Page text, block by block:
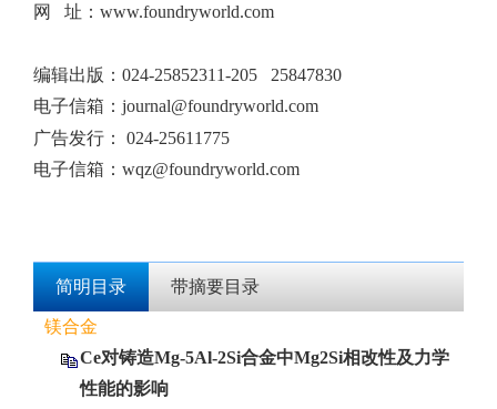
网 址：www.foundryworld.com
编辑出版 ： 024-25852311-205 25847830
电子信箱： journal@foundryworld.com
广告发行：
024-25611775
电子信箱： wqz@foundryworld.com
简明目录 带摘要目录
镁合金
Ce对铸造Mg-5Al-2Si合金中Mg2Si相改性及力学
性能的影响